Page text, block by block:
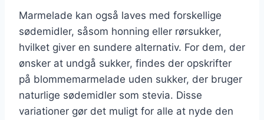
Marmelade kan også laves med forskellige
sødemidler, såsom honning eller rørsukker,
hvilket giver en sundere alternativ. For dem, der
ønsker at undgå sukker, findes der opskrifter
på blommemarmelade uden sukker, der bruger
naturlige sødemidler som stevia. Disse
variationer gør det muligt for alle at nyde den